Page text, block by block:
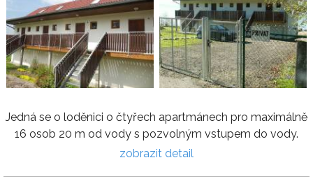
Jedná se o loděnici o čtyřech apartmánech pro maximálně
16 osob 20 m od vody s pozvolným vstupem do vody.
zobrazit detail